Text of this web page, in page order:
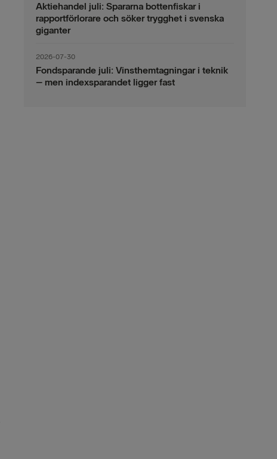
Aktiehandel juli: Spararna bottenfiskar i
rapportförlorare och söker trygghet i svenska
giganter
2026-07-30
Fondsparande juli: Vinsthemtagningar i teknik
– men indexsparandet ligger fast